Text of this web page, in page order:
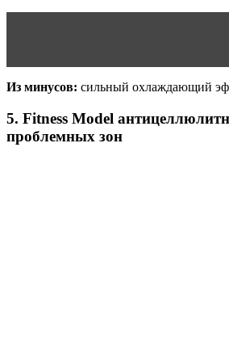
Из минусов: сильный охлаждающий
5. Fitness Model
проблемных зон